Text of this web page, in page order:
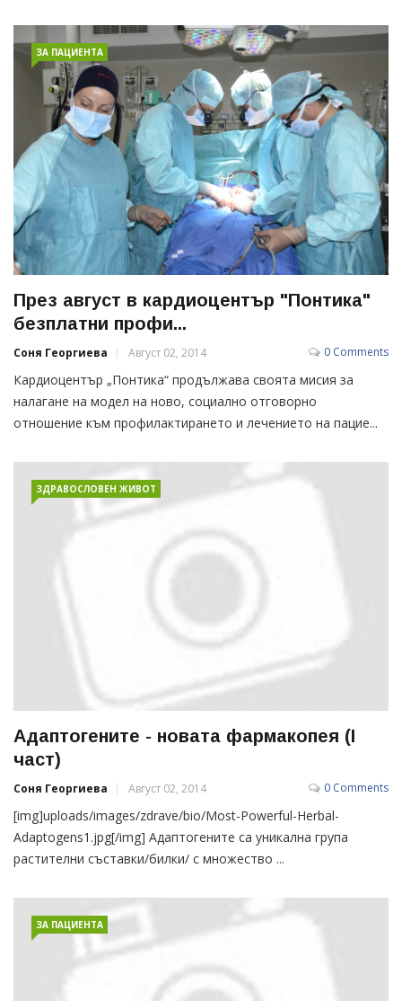
ЗА ПАЦИЕНТА
През август в кардиоцентър "Понтика"
безплатни профи...
Соня Георгиева Август 02, 2014 0 Comments
Кардиоцентър „Понтика“ продължава своята мисия за
налагане на модел на ново, социално отговорно
отношение към профилактирането и лечението на пацие...
ЗДРАВОСЛОВЕН ЖИВОТ
Адаптогените - новата фармакопея (I
част)
Соня Георгиева Август 02, 2014 0 Comments
[img]uploads/images/zdrave/bio/Most-Powerful-Herbal-
Adaptogens1.jpg[/img] Адаптогените са уникална група
растителни съставки/билки/ с множество ...
ЗА ПАЦИЕНТА